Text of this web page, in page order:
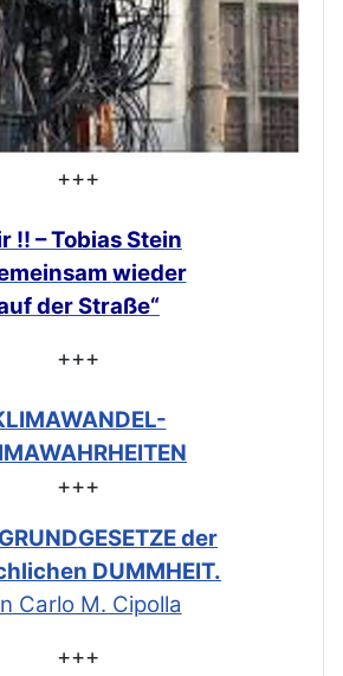
+++
!! – Tobias Stein
wieder
der Straße“
+++
+++
der
DUMMHEIT.
Carlo M. Cipolla
+++